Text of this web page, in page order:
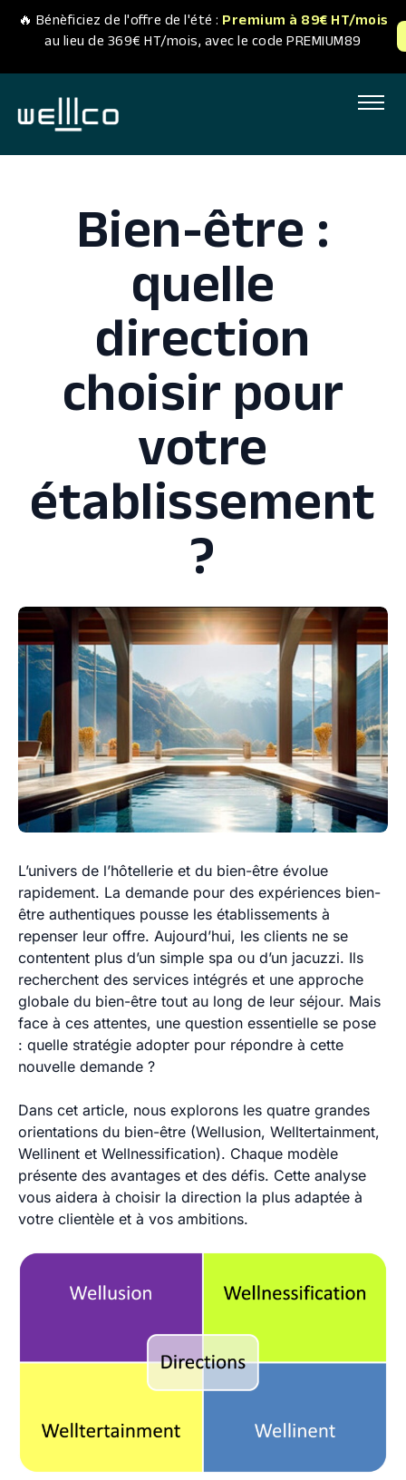
🔥 Bénèficiez de l'offre de l'été : Premium à 89€ HT/mois
au lieu de 369€ HT/mois, avec le code PREMIUM89
Accueil
Nos abonnements
Nos actualités
Bien-être :
quelle
direction
choisir pour
votre
établissement
?
L’univers de l’hôtellerie et du bien-être évolue
rapidement. La demande pour des expériences bien-
être authentiques pousse les établissements à
repenser leur offre. Aujourd’hui, les clients ne se
contentent plus d’un simple spa ou d’un jacuzzi. Ils
recherchent des services intégrés et une approche
globale du bien-être tout au long de leur séjour. Mais
face à ces attentes, une question essentielle se pose
: quelle stratégie adopter pour répondre à cette
nouvelle demande ?
Dans cet article, nous explorons les quatre grandes
orientations du bien-être (Wellusion, Welltertainment,
Wellinent et Wellnessification). Chaque modèle
présente des avantages et des défis. Cette analyse
vous aidera à choisir la direction la plus adaptée à
votre clientèle et à vos ambitions.